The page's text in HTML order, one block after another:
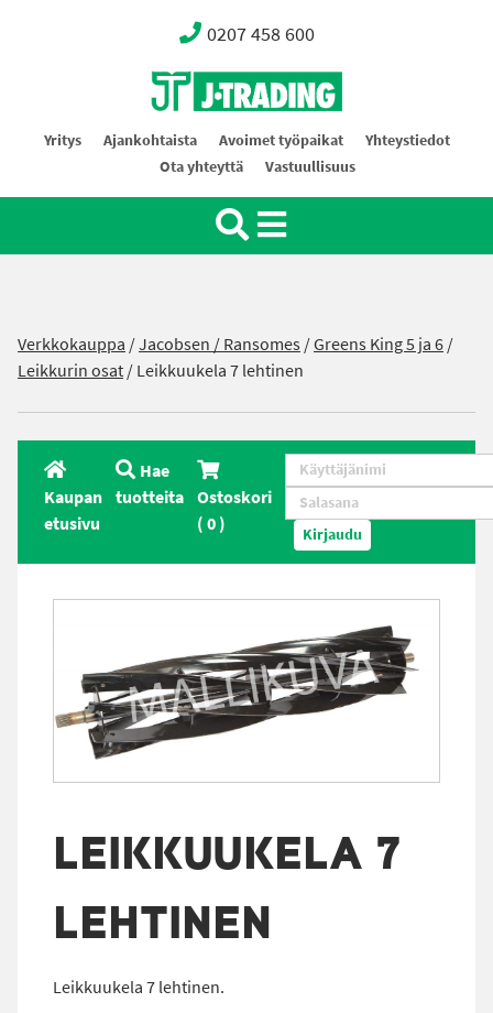
0207 458 600
Oy J-Trading Ab
Yritys Ajankohtaista Avoimet työpaikat
Yhteystiedot
Ota yhteyttä
Vastuullisuus
Verkkokauppa /Jacobsen / Ransomes /Greens King 5 ja 6/
Leikkurin osat/ Leikkuukela 7 lehtinen
Kaupan
etusivu
Hae
tuotteita Ostoskori
(0) Kirjaudu
LEIKKUUKELA 7
LEHTINEN
Leikkuukela 7 lehtinen.